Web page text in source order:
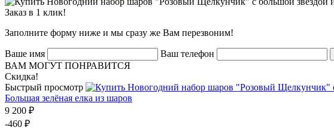
Заказ в 1 клик!
Заполните форму ниже и мы сразу же Вам перезвоним!
Ваше имя Ваш телефон
ВАМ МОГУТ ПОНРАВИТСЯ
Скидка!
Быстрый просмотр
Большая зелёная елка из шаров
9 200 ₽
-460 ₽